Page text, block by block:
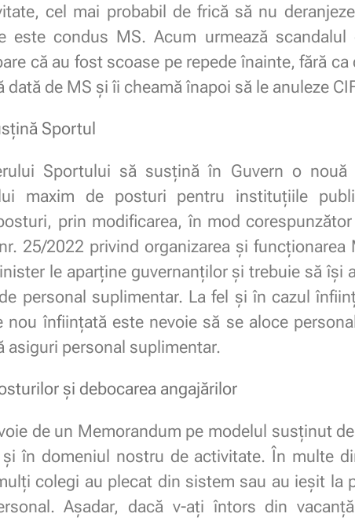
cel mai probabil de frică să nu
este condus MS. Acum urmează
că au fost scoase pe repede înainte, fără
dată de MS și îi cheamă înapoi să le anuleze
Sportul
Sportului să susțină în Guvern o nouă
maxim de posturi pentru instituțiile
prin modificarea, în mod
25/2022 privind organizarea și
le aparține guvernanților și trebuie să își
personal suplimentar. La fel și în cazul
nou înființată este nevoie să se aloce
asiguri personal suplimentar.
și debocarea angajărilor
de un Memorandum pe modelul susținut
și în domeniul nostru de activitate. În multe
colegi au plecat din sistem sau au ieșit la
Așadar, dacă v-ați întors din